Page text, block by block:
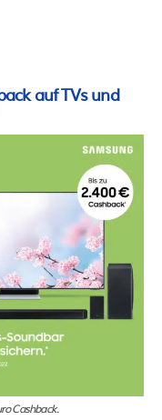
auf TVs und
Cashback.